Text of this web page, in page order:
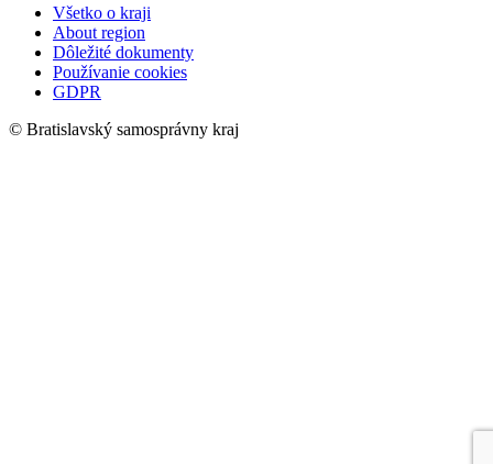
Všetko o kraji
About region
Dôležité dokumenty
Používanie cookies
GDPR
© Bratislavský samosprávny kraj